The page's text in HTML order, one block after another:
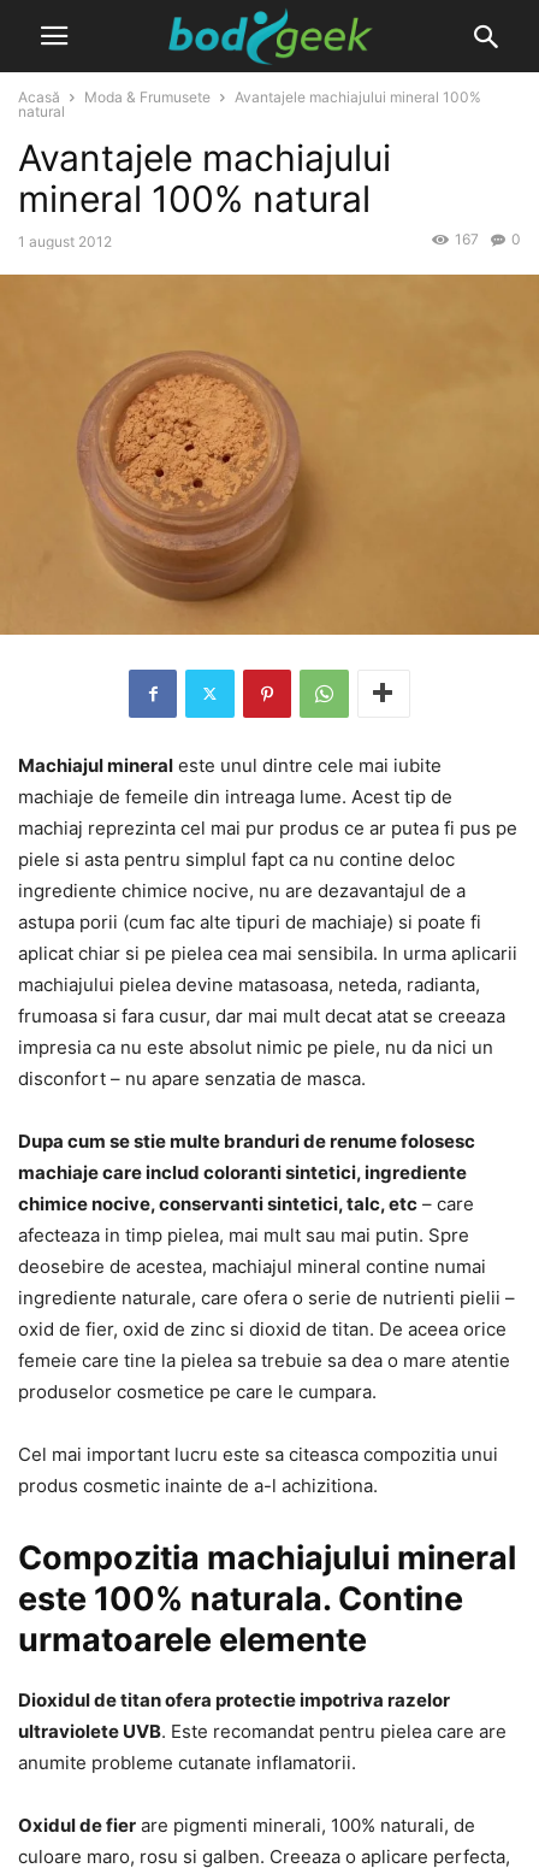
Acasă Moda & Frumusete
Avantajele machiajului mineral 100%
natural
Avantajele machiajului
mineral 100% natural
1 august 2012 0
167
Machiajul mineral este unul dintre cele mai iubite
machiaje de femeile din intreaga lume. Acest tip de
machiaj reprezinta cel mai pur produs ce ar putea fi pus pe
piele si asta pentru simplul fapt ca nu contine deloc
ingrediente chimice nocive, nu are dezavantajul de a
astupa porii (cum fac alte tipuri de machiaje) si poate fi
aplicat chiar si pe pielea cea mai sensibila. In urma aplicarii
machiajului pielea devine matasoasa, neteda, radianta,
frumoasa si fara cusur, dar mai mult decat atat se creeaza
impresia ca nu este absolut nimic pe piele, nu da nici un
disconfort – nu apare senzatia de masca.
Dupa cum se stie multe branduri de renume folosesc
machiaje care includ coloranti sintetici, ingrediente
chimice nocive, conservanti sintetici, talc, etc – care
afecteaza in timp pielea, mai mult sau mai putin. Spre
deosebire de acestea, machiajul mineral contine numai
ingrediente naturale, care ofera o serie de nutrienti pielii –
oxid de fier, oxid de zinc si dioxid de titan. De aceea orice
femeie care tine la pielea sa trebuie sa dea o mare atentie
produselor cosmetice pe care le cumpara.
Cel mai important lucru este sa citeasca compozitia unui
produs cosmetic inainte de a-l achizitiona.
Compozitia machiajului mineral
este 100% naturala. Contine
urmatoarele elemente
Dioxidul de titan ofera protectie impotriva razelor
ultraviolete UVB. Este recomandat pentru pielea care are
anumite probleme cutanate inflamatorii.
Oxidul de fier are pigmenti minerali, 100% naturali, de
culoare maro, rosu si galben. Creeaza o aplicare perfecta,